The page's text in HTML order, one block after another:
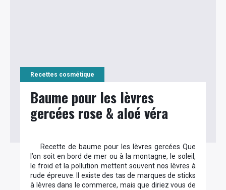
Recettes cosmétique
Baume pour les lèvres
gercées rose & aloé véra
Recette de baume pour les lèvres gercées Que
l’on soit en bord de mer ou à la montagne, le soleil,
le froid et la pollution mettent souvent nos lèvres à
rude épreuve. Il existe des tas de marques de sticks
à lèvres dans le commerce, mais que diriez vous de